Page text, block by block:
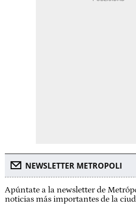
NEWSLETTER METROPOLI
Apúntate a la newsletter de
noticias más importantes de la